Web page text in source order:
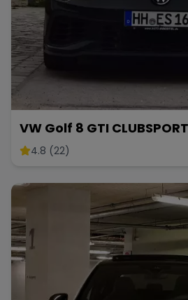
VW Golf 8 GTI CLUBSPORT
4.8 (22)